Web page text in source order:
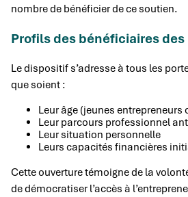
nombre de bénéficier de ce soutien.
Profils des bénéficiaires
Le dispositif s’adresse à tous les
que soient :
Leur âge (jeunes entrepreneurs
Leur parcours professionnel
Leur situation personnelle
Leurs capacités financières
Cette ouverture témoigne de la
de démocratiser l’accès à